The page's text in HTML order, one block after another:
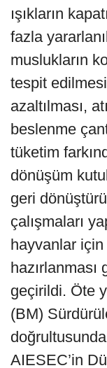
ışıkların
fazla
muslukların
tespit
azaltılması,
beslenme
tüketim
dönüşüm
geri
çalışmaları
hayvanlar için
geçirildi. Öte
(BM)
AIESEC’in